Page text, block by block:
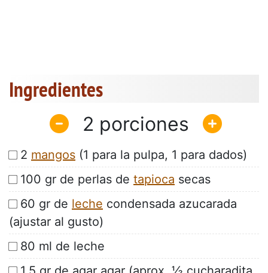
Ingredientes
2
2 mangos (1 para la pulpa, 1 para dados)
100 gr de perlas de tapioca secas
60 gr de leche condensada azucarada
(ajustar al gusto)
80 ml de leche